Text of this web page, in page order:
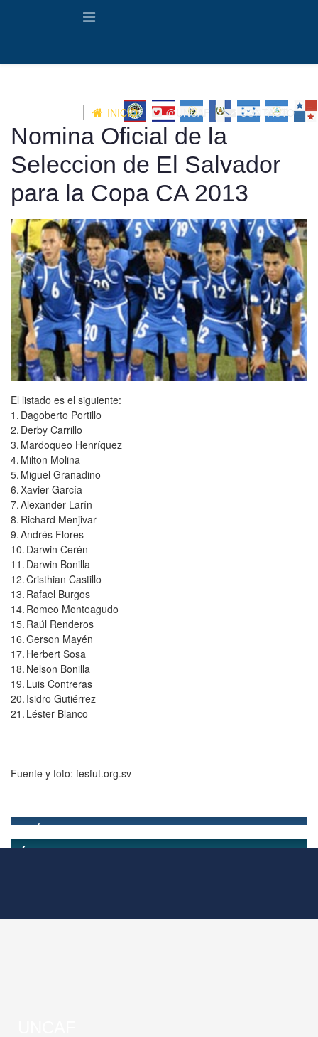
INICIO @UNCAF CONTACTO
Nomina Oficial de la
Seleccion de El Salvador
para la Copa CA 2013
El listado es el siguiente:
1. Dagoberto Portillo
2. Derby Carrillo
3. Mardoqueo Henríquez
4. Milton Molina
5. Miguel Granadino
6.Xavier García
7.Alexander Larín
8. Richard Menjivar
9.Andrés Flores
10. Darwin Cerén
11. Darwin Bonilla
12.Cristhian Castillo
13. Rafael Burgos
14. Romeo Monteagudo
15. Raúl Renderos
16.Gerson Mayén
17. Herbert Sosa
18. Nelson Bonilla
19. Luis Contreras
20. Isidro Gutiérrez
21. Léster Blanco
Fuente y foto: fesfut.org.sv